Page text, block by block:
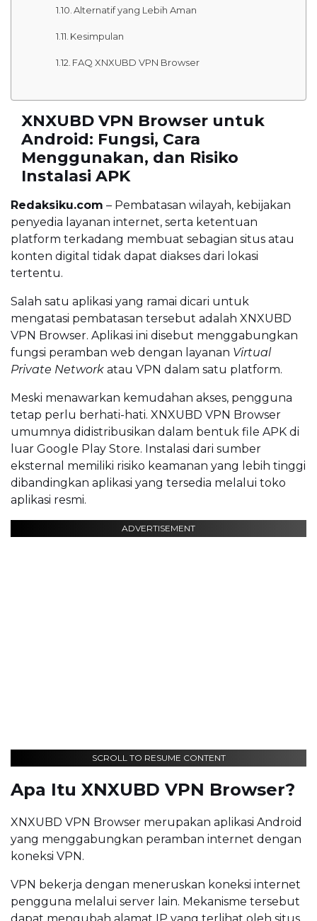
Alternatif yang Lebih Aman
Kesimpulan
FAQ XNXUBD VPN Browser
XNXUBD VPN Browser untuk
Android: Fungsi, Cara
Menggunakan, dan Risiko
Instalasi APK
Redaksiku.com – Pembatasan wilayah, kebijakan
penyedia layanan internet, serta ketentuan
platform terkadang membuat sebagian situs atau
konten digital tidak dapat diakses dari lokasi
tertentu.
Salah satu aplikasi yang ramai dicari untuk
mengatasi pembatasan tersebut adalah XNXUBD
VPN Browser. Aplikasi ini disebut menggabungkan
fungsi peramban web dengan layanan Virtual
Private Network atau VPN dalam satu platform.
Meski menawarkan kemudahan akses, pengguna
tetap perlu berhati-hati. XNXUBD VPN Browser
umumnya didistribusikan dalam bentuk file APK di
luar Google Play Store. Instalasi dari sumber
eksternal memiliki risiko keamanan yang lebih tinggi
dibandingkan aplikasi yang tersedia melalui toko
aplikasi resmi.
ADVERTISEMENT
SCROLL TO RESUME CONTENT
Apa Itu XNXUBD VPN Browser?
XNXUBD VPN Browser merupakan aplikasi Android
yang menggabungkan peramban internet dengan
koneksi VPN.
VPN bekerja dengan meneruskan koneksi internet
pengguna melalui server lain. Mekanisme tersebut